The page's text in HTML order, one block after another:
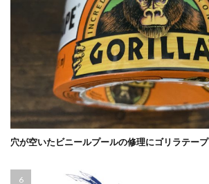
穴が空いたビニールプールの修理にゴリラテープ